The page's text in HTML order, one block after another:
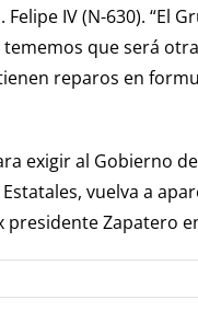
IV (N-630). “El
que será
reparos en
exigir al Gobierno
vuelva a
Zapatero